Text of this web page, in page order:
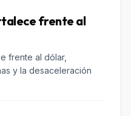
frente al
frente al dólar,
y la desaceleración